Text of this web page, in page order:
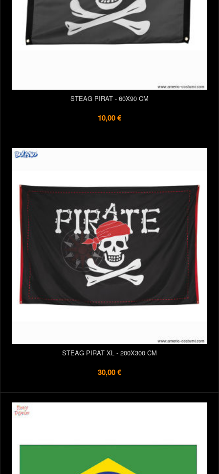
STEAG PIRAT - 60X90 CM
10,00 €
STEAG PIRAT XL - 200X300 CM
30,00 €